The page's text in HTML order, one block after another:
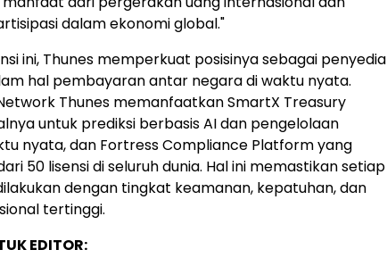
dalam ekonomi global."
ini, Thunes memperkuat posisinya sebagai penyedia
hal pembayaran antar negara di waktu nyata.
Thunes memanfaatkan SmartX Treasury
untuk prediksi berbasis AI dan pengelolaan
nyata, dan Fortress Compliance Platform yang
50 lisensi di seluruh dunia. Hal ini memastikan setiap
dengan tingkat keamanan, kepatuhan, dan
tertinggi.
EDITOR: